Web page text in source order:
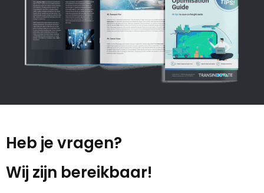
Heb je vragen?
Wij zijn bereikbaar!